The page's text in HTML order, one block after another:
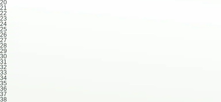
20
21
22
23
24
25
26
27
28
29
30
31
32
33
34
35
36
37
38